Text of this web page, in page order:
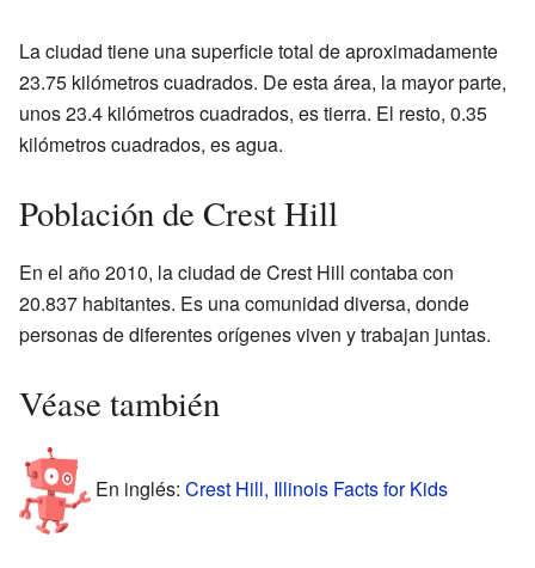
La ciudad tiene una superficie total de aproximadamente
23.75 kilómetros cuadrados. De esta área, la mayor parte,
unos 23.4 kilómetros cuadrados, es tierra. El resto, 0.35
kilómetros cuadrados, es agua.
Población de Crest Hill
En el año 2010, la ciudad de Crest Hill contaba con
20.837 habitantes. Es una comunidad diversa, donde
personas de diferentes orígenes viven y trabajan juntas.
Véase también
En inglés: Crest Hill, Illinois Facts for Kids